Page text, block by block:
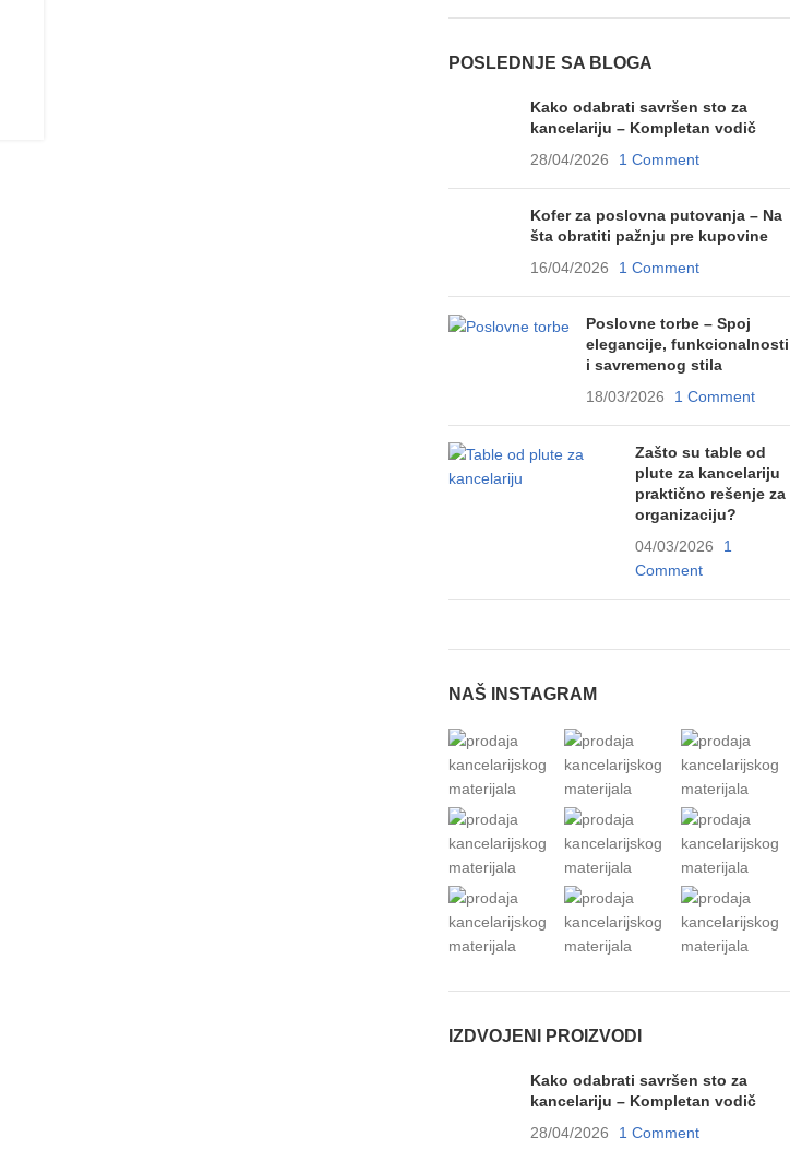
POSLEDNJE SA BLOGA
Kako odabrati savršen sto za
kancelariju – Kompletan vodič
28/04/2026
1 Comment
Kofer za poslovna putovanja – Na
šta obratiti pažnju pre kupovine
16/04/2026
1 Comment
Poslovne torbe – Spoj
elegancije, funkcionalnosti
i savremenog stila
18/03/2026
1 Comment
Zašto su table od
plute za kancelariju
praktično rešenje za
organizaciju?
04/03/2026
1
Comment
NAŠ INSTAGRAM
IZDVOJENI PROIZVODI
Kako odabrati savršen sto za
kancelariju – Kompletan vodič
28/04/2026
1 Comment